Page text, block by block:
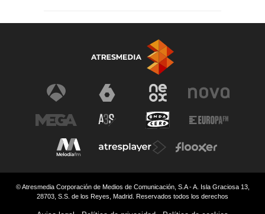
© Atresmedia Corporación de Medios de Comunicación, S.A - A. Isla Graciosa 13,
28703, S.S. de los Reyes, Madrid. Reservados todos los derechos